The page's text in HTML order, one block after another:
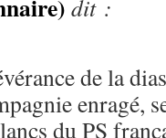
dit :
de la
enragé,
du PS